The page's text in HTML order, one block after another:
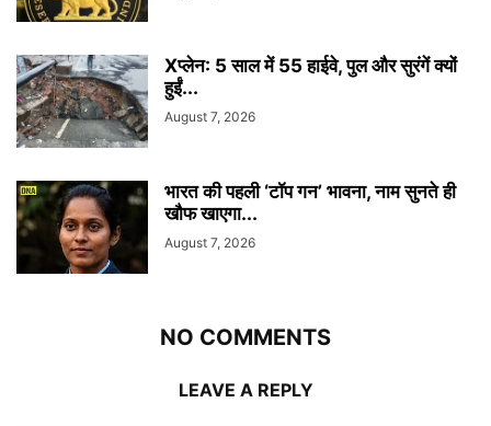
Xप्लेन: 5 साल में 55 हाईवे, पुल और सुरंगें क्यों
हुईं...
August 7, 2026
भारत की पहली ‘टॉप गन’ भावना, नाम सुनते ही
खौफ खाएगा...
August 7, 2026
NO COMMENTS
LEAVE A REPLY